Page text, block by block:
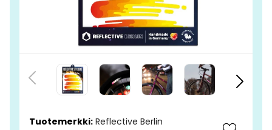
Tuotemerkki: Reflective Berlin